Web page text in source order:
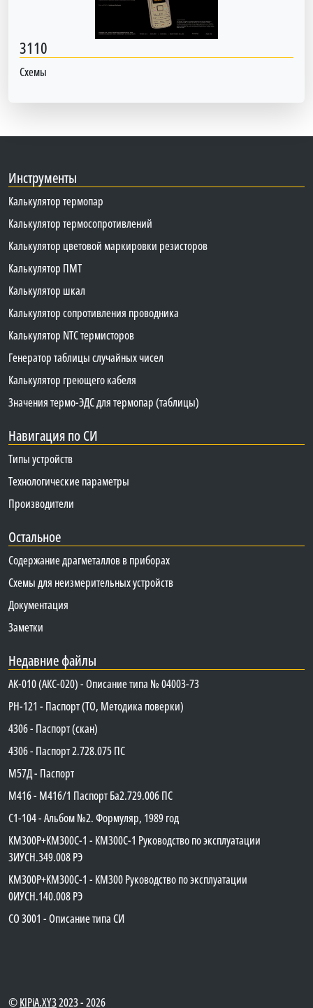
3110
Схемы
Инструменты
Калькулятор термопар
Калькулятор термосопротивлений
Калькулятор цветовой маркировки резисторов
Калькулятор ПМТ
Калькулятор шкал
Калькулятор сопротивления проводника
Калькулятор NTC термисторов
Генератор таблицы случайных чисел
Калькулятор греющего кабеля
Значения термо-ЭДС для термопар (таблицы)
Навигация по СИ
Типы устройств
Технологические параметры
Производители
Остальное
Содержание драгметаллов в приборах
Схемы для неизмерительных устройств
Документация
Заметки
Недавние файлы
АК-010 (АКС-020) - Описание типа № 04003-73
PH-121 - Паспорт (ТО, Методика поверки)
4306 - Паспорт (скан)
4306 - Паспорт 2.728.075 ПС
М57Д - Паспорт
М416 - М416/1 Паспорт Ба2.729.006 ПС
C1-104 - Альбом №2. Формуляр, 1989 год
КМ300Р+КМ300С-1 - КМ300C-1 Руководство по эксплуатации
3ИУСН.349.008 РЭ
КМ300Р+КМ300С-1 - КМ300 Руководство по эксплуатации
0ИУСН.140.008 РЭ
СО 3001 - Описание типа СИ
©KIPiA.XY32023 - 2026